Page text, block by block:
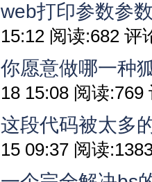
web打印参数参
15:12 阅读:682 评
你愿意做哪一种
18 15:08 阅读:769
这段代码被太多
15 09:37 阅读